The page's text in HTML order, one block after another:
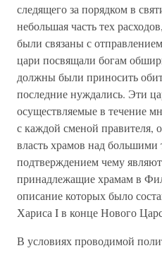
следящего за порядком в
небольшая часть тех
были связаны с
цари посвящали богам
должны были приносить
последние нуждались. Эти
осуществляемые в течение
с каждой сменой правителя,
власть храмов над большими
подтверждением чему
принадлежащие храмам в
описание которых было
Хариса I в конце Нового
В условиях проводимой